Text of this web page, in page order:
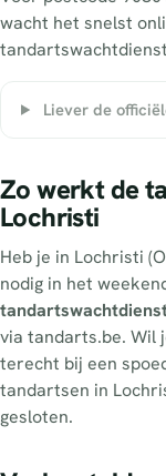
wacht het snelst
Liever de
Zo werkt de
Lochristi
Heb je in Lochristi
nodig in het
via tandarts.be. Wil
terecht bij een
tandartsen in
gesloten.